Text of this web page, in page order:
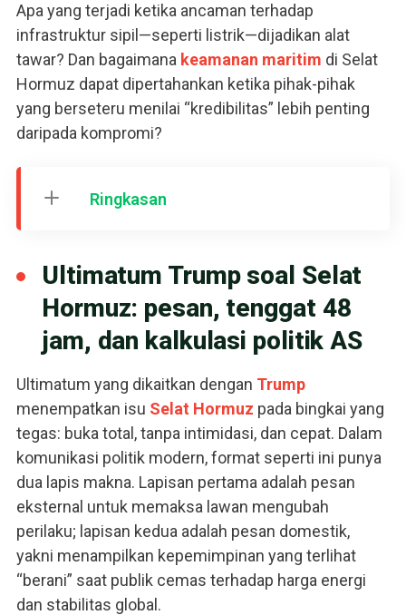
Apa yang terjadi ketika ancaman terhadap
infrastruktur sipil—seperti listrik—dijadikan alat
tawar? Dan bagaimana keamanan maritim di Selat
Hormuz dapat dipertahankan ketika pihak-pihak
yang berseteru menilai “kredibilitas” lebih penting
daripada kompromi?
Ringkasan
Ultimatum Trump soal Selat
Hormuz: pesan, tenggat 48
jam, dan kalkulasi politik AS
Ultimatum yang dikaitkan dengan Trump
menempatkan isu Selat Hormuz pada bingkai yang
tegas: buka total, tanpa intimidasi, dan cepat. Dalam
komunikasi politik modern, format seperti ini punya
dua lapis makna. Lapisan pertama adalah pesan
eksternal untuk memaksa lawan mengubah
perilaku; lapisan kedua adalah pesan domestik,
yakni menampilkan kepemimpinan yang terlihat
“berani” saat publik cemas terhadap harga energi
dan stabilitas global.